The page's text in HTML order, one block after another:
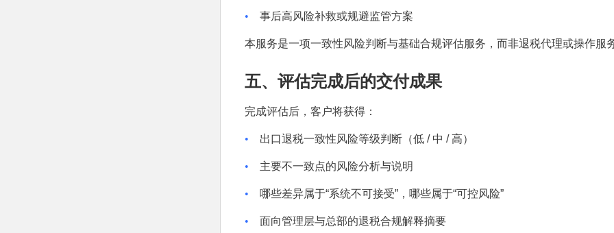
• 事后高风险补救或规避监管方案
本服务是一项一致性风险判断与基础合规评估服务，而非退税代理或操作服
五、评估完成后的交付成果
完成评估后，客户将获得：
• 出口退税一致性风险等级判断（低 / 中 /高）
• 主要不一致点的风险分析与说明
• 哪些差异属于“系统不可接受” ，哪些属于“可控风险”
• 面向管理层与总部的退税合规解释摘要